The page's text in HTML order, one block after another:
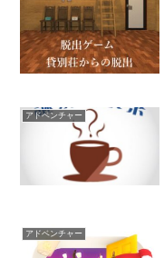
アドベンチャー
アドベンチャー